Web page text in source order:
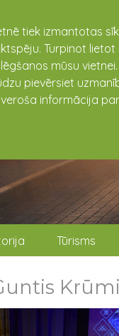
tiek izmantotas
Turpinot
mūsu
pievērsiet
informācija
Tūrisms